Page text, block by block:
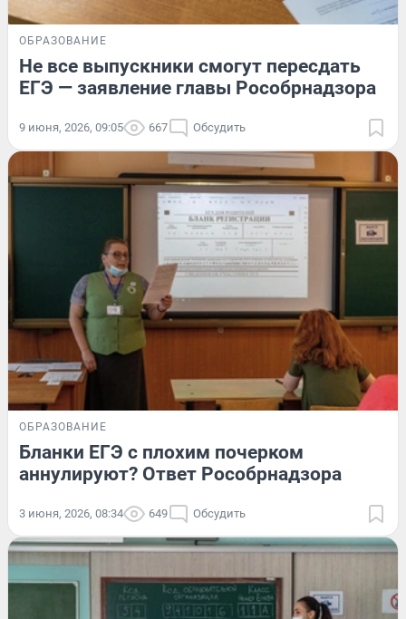
ОБРАЗОВАНИЕ
Не все выпускники смогут пересдать
ЕГЭ — заявление главы Рособрнадзора
9 июня, 2026, 09:05 667 Обсудить
ОБРАЗОВАНИЕ
Бланки ЕГЭ с плохим почерком
аннулируют? Ответ Рособрнадзора
3 июня, 2026, 08:34 649 Обсудить